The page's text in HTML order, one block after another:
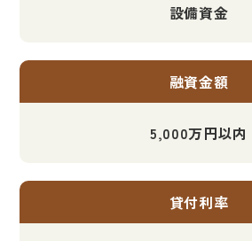
設備資金
融資金額
5,000万円以内
貸付利率